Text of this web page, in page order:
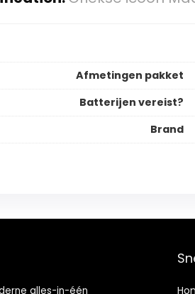
Afmetingen pakket
Batterijen vereist?
Brand
alles-in-één